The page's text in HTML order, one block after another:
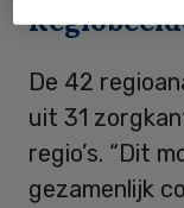
De 42
uit 31
regio’s. “Dit
gezamenlijk